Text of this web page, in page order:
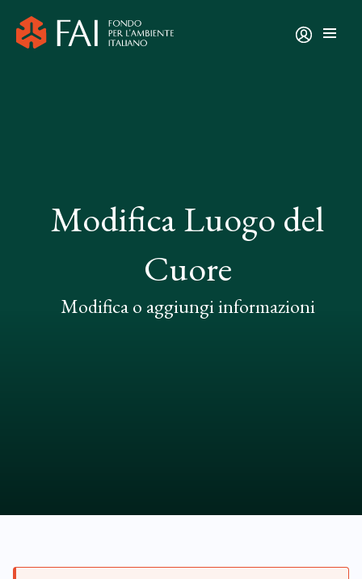
Modifica Luogo del
Cuore
Modifica o aggiungi informazioni